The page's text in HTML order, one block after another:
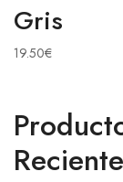
Gris
19.50€